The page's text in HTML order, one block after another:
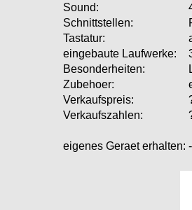
Sound:
Schnittstellen:
Tastatur:
eingebaute Laufwerke:
Besonderheiten:
Zubehoer:
Verkaufspreis:
Verkaufszahlen:
eigenes Geraet erhalten: -